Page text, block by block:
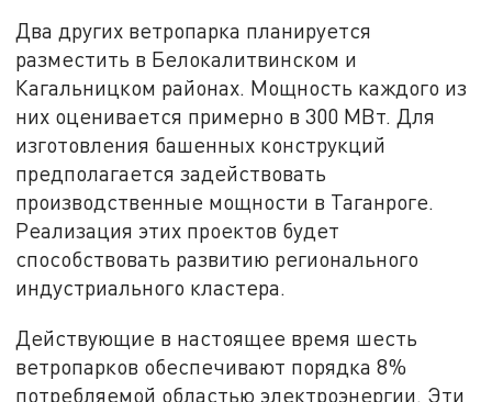
Два других ветропарка планируется
разместить в Белокалитвинском и
Кагальницком районах. Мощность каждого из
них оценивается примерно в 300 МВт. Для
изготовления башенных конструкций
предполагается задействовать
производственные мощности в Таганроге.
Реализация этих проектов будет
способствовать развитию регионального
индустриального кластера.
Действующие в настоящее время шесть
ветропарков обеспечивают порядка 8%
потребляемой областью электроэнергии. Эти